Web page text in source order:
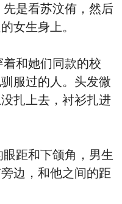
是看苏汶侑，然后
女生身上。
和她们同款的校
服过的人。头发微
扎上去，衬衫扎进
距和下颌角，男生
边，和他之间的距